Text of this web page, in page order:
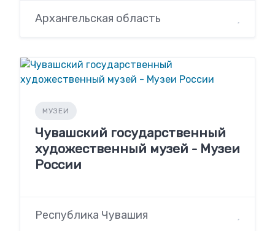
Архангельская область
МУЗЕИ
Чувашский государственный
художественный музей - Музеи
России
Республика Чувашия